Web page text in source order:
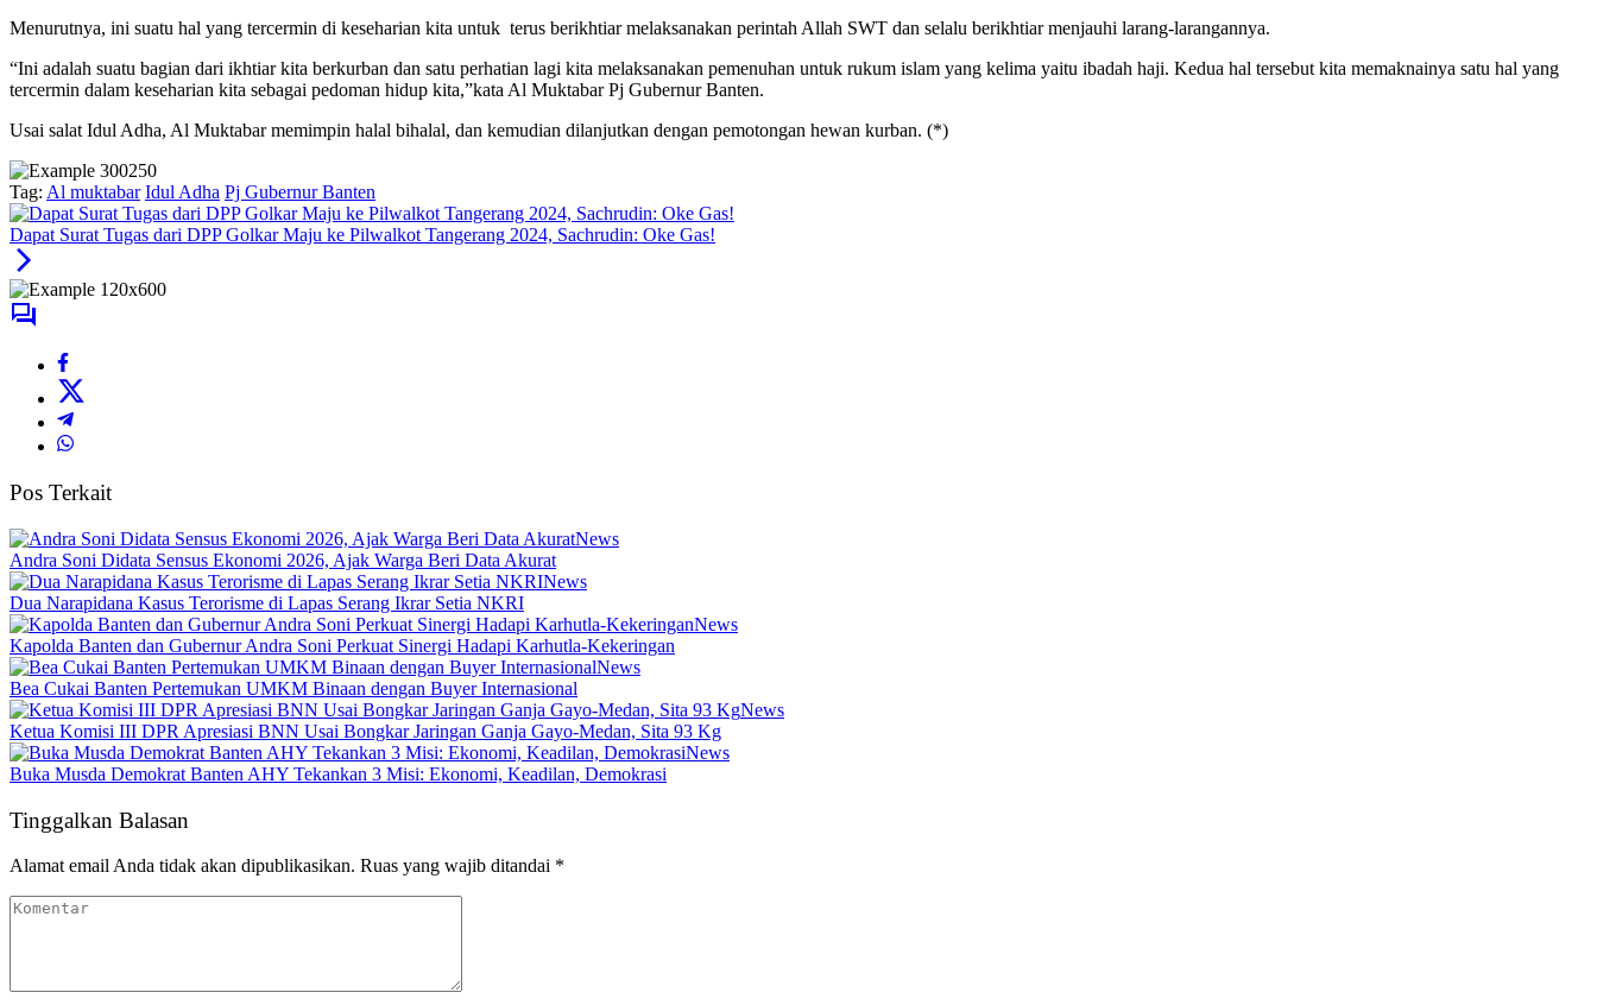
Menurutnya, ini suatu hal yang tercermin di keseharian kita untuk terus berikhtiar melaksanakan perintah Allah SWT dan selalu berikhtiar menjauhi larang-larangannya.
“Ini adalah suatu bagian dari ikhtiar kita berkurban dan satu perhatian lagi kita melaksanakan pemenuhan untuk rukum islam yang kelima yaitu ibadah haji. Kedua hal tersebut kita memaknainya satu hal yang
tercermin dalam keseharian kita sebagai pedoman hidup kita,”kata Al Muktabar Pj Gubernur Banten.
Usai salat Idul Adha, Al Muktabar memimpin halal bihalal, dan kemudian dilanjutkan dengan pemotongan hewan kurban. (*)
Tag: Al muktabar Idul Adha Pj Gubernur Banten
Dapat Surat Tugas dari DPP Golkar Maju ke Pilwalkot Tangerang 2024, Sachrudin: Oke Gas!
Pos Terkait
News
Andra Soni Didata Sensus Ekonomi 2026, Ajak Warga Beri Data Akurat
News
Dua Narapidana Kasus Terorisme di Lapas Serang Ikrar Setia NKRI
News
Kapolda Banten dan Gubernur Andra Soni Perkuat Sinergi Hadapi Karhutla-Kekeringan
News
Bea Cukai Banten Pertemukan UMKM Binaan dengan Buyer Internasional
News
Ketua Komisi III DPR Apresiasi BNN Usai Bongkar Jaringan Ganja Gayo-Medan, Sita 93 Kg
News
Buka Musda Demokrat Banten AHY Tekankan 3 Misi: Ekonomi, Keadilan, Demokrasi
Tinggalkan Balasan
Alamat email Anda tidak akan dipublikasikan. Ruas yang wajib ditandai *